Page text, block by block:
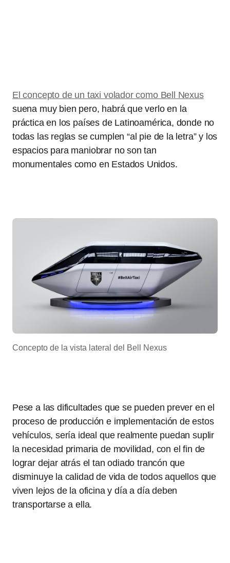
El concepto de un taxi volador como Bell Nexus
suena muy bien pero, habrá que verlo en la
práctica en los países de Latinoamérica, donde no
todas las reglas se cumplen “al pie de la letra” y los
espacios para maniobrar no son tan
monumentales como en Estados Unidos.
Concepto de la vista lateral del Bell Nexus
Pese a las dificultades que se pueden prever en el
proceso de producción e implementación de estos
vehículos, sería ideal que realmente puedan suplir
la necesidad primaria de movilidad, con el fin de
lograr dejar atrás el tan odiado trancón que
disminuye la calidad de vida de todos aquellos que
viven lejos de la oficina y día a día deben
transportarse a ella.